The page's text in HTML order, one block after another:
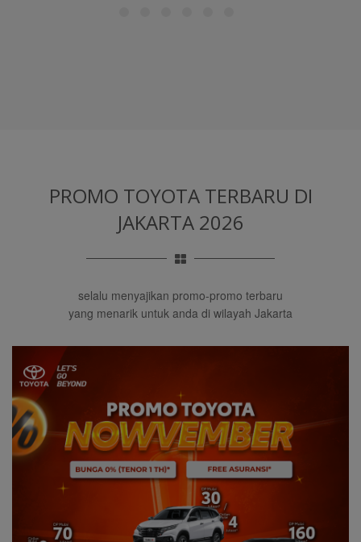
PROMO TOYOTA TERBARU DI
JAKARTA 2026
selalu menyajikan promo-promo terbaru
yang menarik untuk anda di wilayah Jakarta